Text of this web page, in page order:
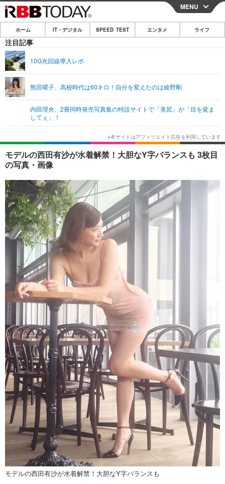
CLOSE
ホーム
IT・デジタル
ショッピング その他
SPEED TEST
エンタメ
エンタメTOP
韓国・芸能
音楽 スポーツ
ショッピング その他
ライフ
ライフTOP グルメ
ペット ショッピング
その他
リリース一覧
プッシュ通知の停止方法
MENU
ホーム IT・デジタル SPEED TEST エンタメ ライフ
注目記事
10G光回線導入レポ
熊田曜子、高校時代は60キロ！自分を変えたのは綾野剛
内田理央、2冊同時発売写真集の特設サイトで「美尻」が「目を覚ま
してぇ」！
モデルの西田有沙が水着解禁！大胆なY字バランスも 3枚目
の写真・画像
モデルの西田有沙が水着解禁！大胆なY字バランスも